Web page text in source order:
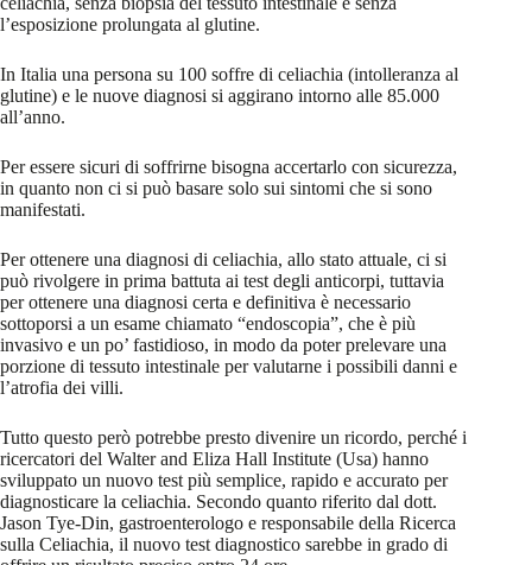
l’esposizione prolungata al glutine.
In Italia una persona su 100 soffre di celiachia (intolleranza al
glutine) e le nuove diagnosi si aggirano intorno alle 85.000
all’anno.
Per essere sicuri di soffrirne bisogna accertarlo con sicurezza,
in quanto non ci si può basare solo sui sintomi che si sono
manifestati.
Per ottenere una diagnosi di celiachia, allo stato attuale, ci si
può rivolgere in prima battuta ai test degli anticorpi, tuttavia
per ottenere una diagnosi certa e definitiva è necessario
sottoporsi a un esame chiamato “endoscopia”, che è più
invasivo e un po’ fastidioso, in modo da poter prelevare una
porzione di tessuto intestinale per valutarne i possibili danni e
l’atrofia dei villi.
Tutto questo però potrebbe presto divenire un ricordo, perché i
ricercatori del Walter and Eliza Hall Institute (Usa) hanno
sviluppato un nuovo test più semplice, rapido e accurato per
diagnosticare la celiachia. Secondo quanto riferito dal dott.
Jason Tye-Din, gastroenterologo e responsabile della Ricerca
sulla Celiachia, il nuovo test diagnostico sarebbe in grado di